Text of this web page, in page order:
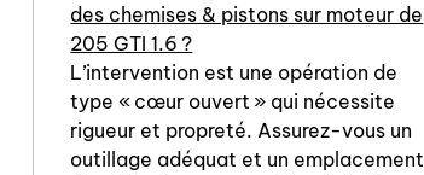
des chemises & pistons sur moteur de
205 GTI 1.6 ?
L’intervention est une opération de
type « cœur ouvert » qui nécessite
rigueur et propreté. Assurez-vous un
outillage adéquat et un emplacement